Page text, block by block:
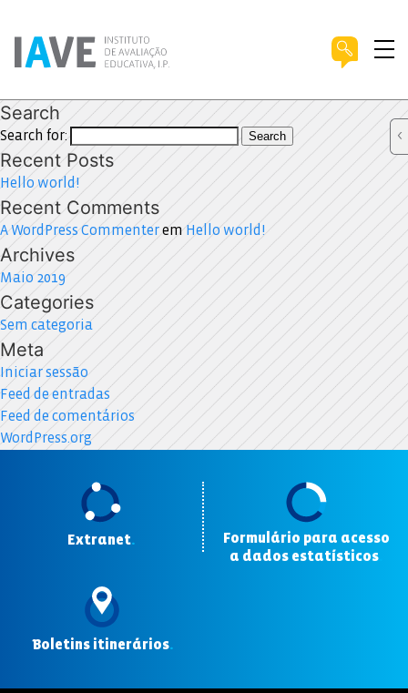
Search
Search for: Search
Recent Posts
Hello world!
Recent Comments
A WordPress Commenterem Hello world!
Archives
Maio 2019
Categories
Sem categoria
Meta
Iniciar sessão
Feed de entradas
Feed de comentários
WordPress.org
Extranet.
Formulário para acesso
a dados estatísticos
Boletins itinerários.